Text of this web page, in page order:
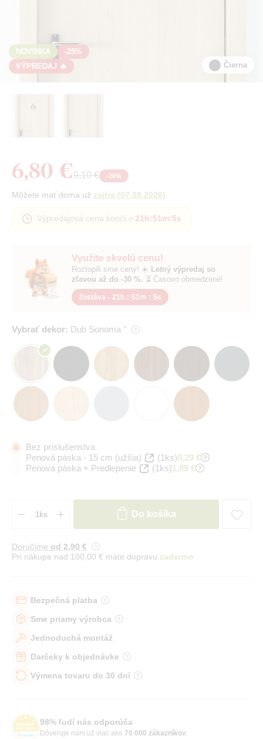
NOVINKA
-25%
VÝPREDAJ 🔥
Čierna
Využite skvelú cenu!
Roztopili sme ceny! ☀️ Letný výpredaj so
zľavou až do -30 %. ⏳ Časovo obmedzené!
Zostáva - 21h : 51m : 4s
Vybrať dekor: Dub Sonoma
6,80 €9,10 € -26%
Môžete mať doma už zajtra (07.08.2026)
Výpredajová cena končí o 21h:51m:4s
Bez príslušenstva
Penová páska - 15 cm (užšia)
(1ks)0,29 €
Penová páska + Predlepenie
(1ks)1,89 €
Do košíka
Doručíme od 2,90 €
Pri nákupe nad 100,00 € máte dopravu zadarmo
Bezpečná platba
Sme priamy výrobca
Jednoduchá montáž
Darčeky k objednávke
Výmena tovaru do 30 dní
98% ľudí nás odporúča
Dôveruje nám už viac ako 70 000 zákazníkov.